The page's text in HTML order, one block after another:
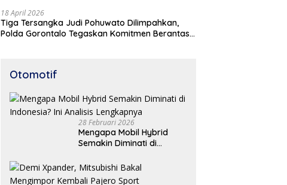
18 April 2026
Tiga Tersangka Judi Pohuwato Dilimpahkan,
Polda Gorontalo Tegaskan Komitmen Berantas
Otomotif
28 Februari 2026
Mengapa Mobil Hybrid
Semakin Diminati di
Lengkapnya